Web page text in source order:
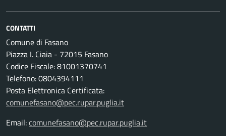
CONTATTI
Comune di Fasano
Piazza I. Ciaia - 72015 Fasano
Codice Fiscale: 81001370741
Telefono: 0804394111
Posta Elettronica Certificata:
comunefasano@pec.rupar.puglia.it
Email:comunefasano@pec.rupar.puglia.it